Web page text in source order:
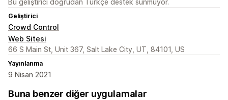
Bu geliştirici doğrudan Türkçe destek sunmuyor.
Geliştirici
Crowd Control
Web Sitesi
66 S Main St, Unit 367, Salt Lake City, UT, 84101, US
Yayınlanma
9 Nisan 2021
Buna benzer diğer uygulamalar